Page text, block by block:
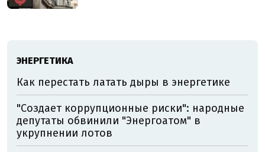
ЭНЕРГЕТИКА
Как перестать латать дыры в энергетике
"Создает коррупционные риски": народные
депутаты обвинили "Энергоатом" в
укрупнении лотов